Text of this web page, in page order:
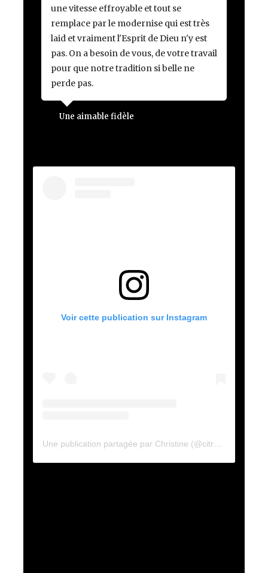
une vitesse effroyable et tout se
remplace par le modernise qui est très
laid et vraiment l'Esprit de Dieu n'y est
pas. On a besoin de vous, de votre travail
pour que notre tradition si belle ne
perde pas.
Une aimable fidèle
Voir cette publication sur Instagram
Une publication partagée par Christine (@citrouille_et_cannelle)